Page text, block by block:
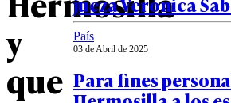
y
que
País
03 de Abril de 2025
Para fines